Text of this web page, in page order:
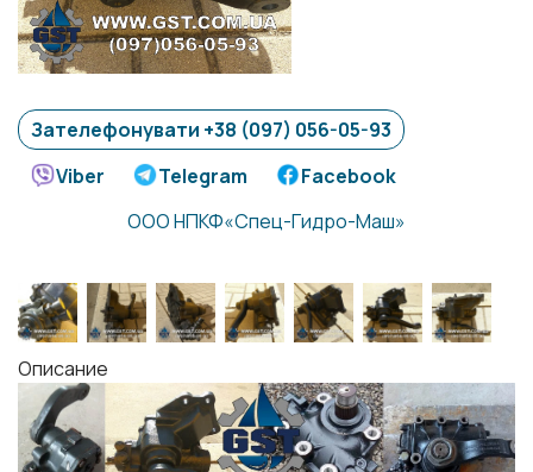
Зателефонувати +38 (097) 056-05-93
Viber
Telegram
Facebook
ООО НПКФ«Спец-Гидро-Маш»
Описание